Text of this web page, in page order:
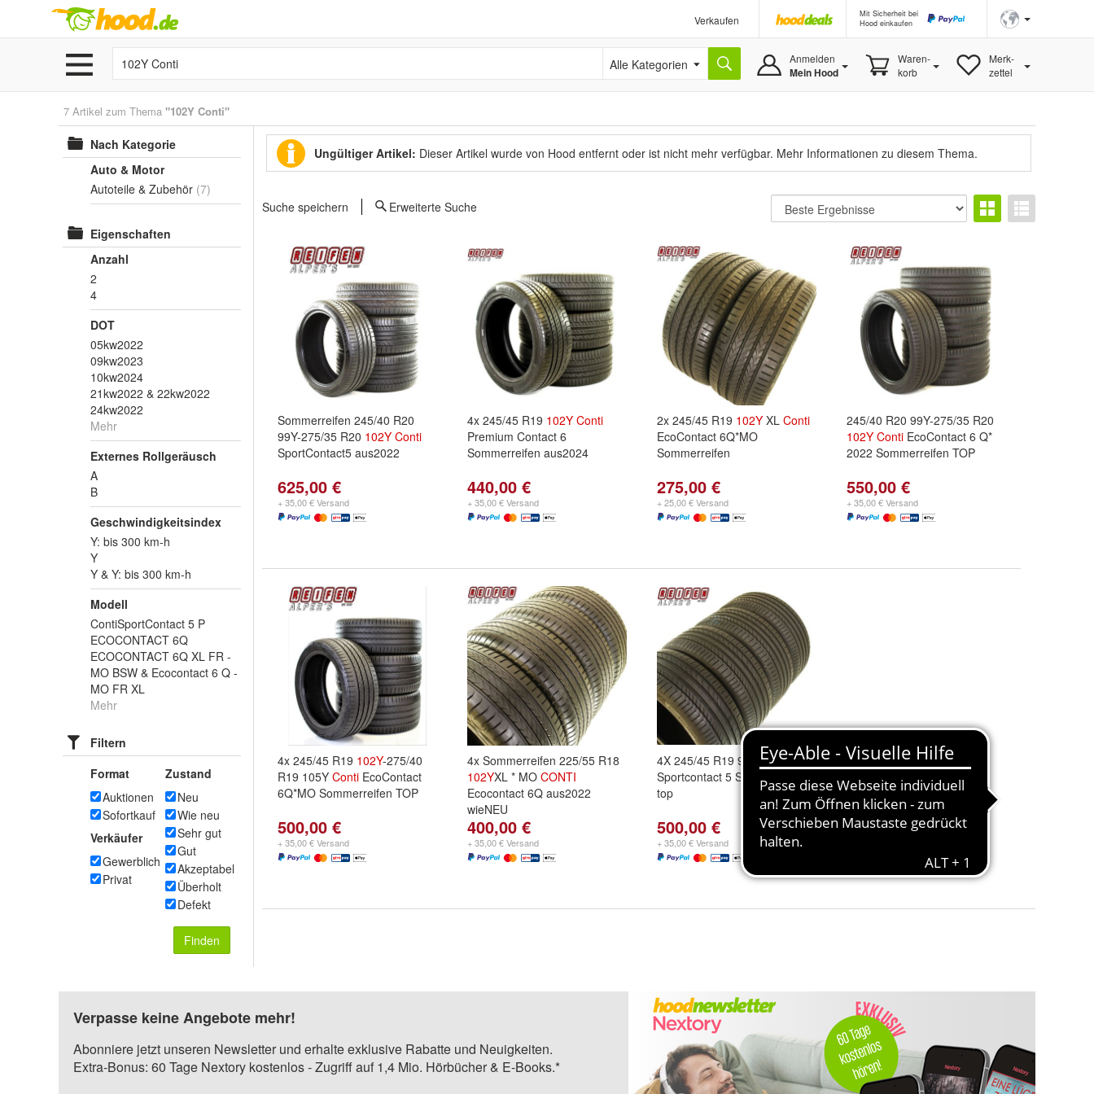
Verkaufen
Mit Sicherheit bei
Hood einkaufen
Alle Kategorien Anmelden
Mein Hood
Waren-
korb
Merk-
zettel
7 Artikel zum Thema "102Y Conti"
Nach Kategorie
Auto & Motor
Autoteile & Zubehör (7)
Eigenschaften
Anzahl
2
4
DOT
05kw2022
09kw2023
10kw2024
21kw2022 & 22kw2022
24kw2022
Mehr
Externes Rollgeräusch
A
B
Geschwindigkeitsindex
Y: bis 300 km-h
Y
Y & Y: bis 300 km-h
Modell
ContiSportContact 5 P
ECOCONTACT 6Q
ECOCONTACT 6Q XL FR -
MO BSW & Ecocontact 6 Q -
MO FR XL
Mehr
Filtern
Format
Auktionen
Sofortkauf
Verkäufer
Gewerblich
Privat
Zustand
Neu
Wie neu
Sehr gut
Gut
Akzeptabel
Überholt
Defekt
Finden
Ungültiger Artikel: Dieser Artikel wurde von Hood entfernt oder ist nicht mehr verfügbar. Mehr Informationen zu diesem Thema.
Suche speichern Erweiterte Suche
Sommerreifen 245/40 R20
99Y-275/35 R20 102Y Conti
SportContact5 aus2022
625,00 €
+ 35,00 € Versand
4x 245/45 R19 102Y Conti
Premium Contact 6
Sommerreifen aus2024
440,00 €
+ 35,00 € Versand
2x 245/45 R19 102Y XL Conti
EcoContact 6Q*MO
Sommerreifen
275,00 €
+ 25,00 € Versand
245/40 R20 99Y-275/35 R20
102Y Conti EcoContact 6 Q*
2022 Sommerreifen TOP
550,00 €
+ 35,00 € Versand
4x 245/45 R19 102Y-275/40
R19 105Y Conti EcoContact
6Q*MO Sommerreifen TOP
500,00 €
+ 35,00 € Versand
4x Sommerreifen 225/55 R18
102YXL * MO CONTI
Ecocontact 6Q aus2022
wieNEU
400,00 €
+ 35,00 € Versand
4X 245/45 R19 99Y XLCONTI
Sportcontact 5 Sommerreifen
top
500,00 €
+ 35,00 € Versand
Verpasse keine Angebote mehr!
Abonniere jetzt unseren Newsletter und erhalte exklusive Rabatte und Neuigkeiten.
Extra-Bonus: 60 Tage Nextory kostenlos - Zugriff auf 1,4 Mio. Hörbücher & E-Books.*